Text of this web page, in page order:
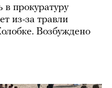
в прокуратуру
из-за травли
Возбуждено